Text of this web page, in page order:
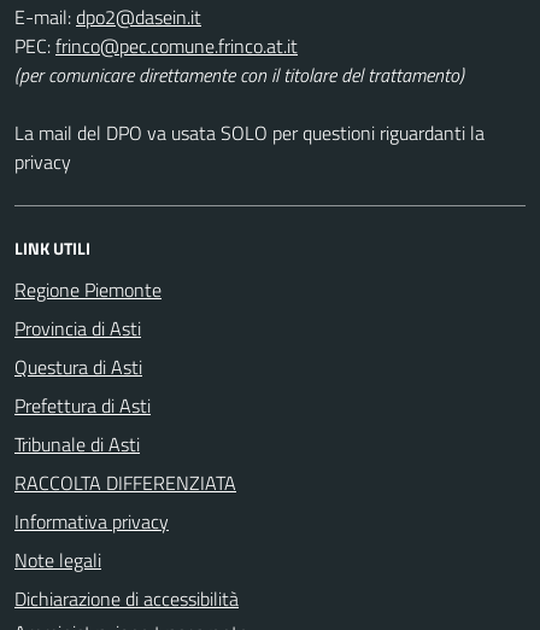
E-mail:
PEC:
(per comunicare direttamente con il titolare del trattamento)
La mail del DPO va usata SOLO per questioni riguardanti la
privacy
LINK UTILI
Regione Piemonte
Provincia di Asti
Questura di Asti
Prefettura di Asti
Tribunale di Asti
RACCOLTA DIFFERENZIATA
Informativa privacy
Note legali
Dichiarazione di accessibilità